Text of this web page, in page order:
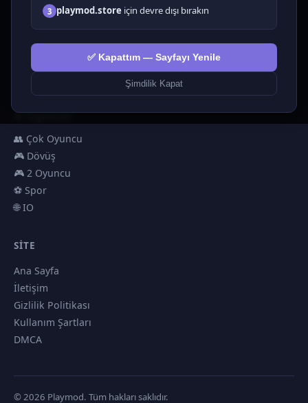
3 playmod.store için devre dışı bırakın
✅ Kapattım — Sayfayı Yenile
Şimdilik Kapat
🎮 Tıklayıcı
💅 Kızlar
🕹️ Arcade
🎮 Hypercasual
🎮 Erkekler
🎯 Nişancılık
👥 Çok Oyuncu
🎮 Dövüş
🎮 2 Oyuncu
⚽ Spor
🌐 IO
SITE
Ana Sayfa
İletişim
Gizlilik Politikası
Kullanım Şartları
DMCA
© 2026 Playmod. Tüm hakları saklıdır.